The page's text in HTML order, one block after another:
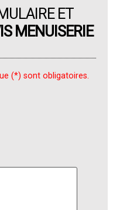
ET
MENUISERIE
(*) sont obligatoires.